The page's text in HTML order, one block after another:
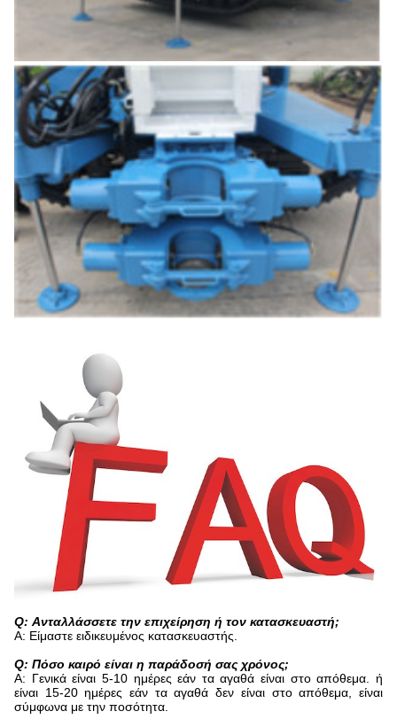
Q: Ανταλλάσσετε την επιχείρηση ή τον κατασκευαστή;
Α: Είμαστε ειδικευμένος κατασκευαστής.
Q: Πόσο καιρό είναι η παράδοσή σας χρόνος;
Α: Γενικά είναι 5-10 ημέρες εάν τα αγαθά είναι στο απόθεμα. ή
είναι 15-20 ημέρες εάν τα αγαθά δεν είναι στο απόθεμα, είναι
σύμφωνα με την ποσότητα.